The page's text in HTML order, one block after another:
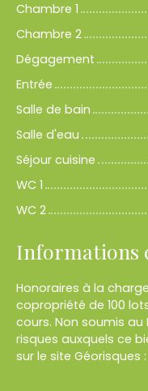
Chambre 1
Chambre 2
Dégagement
Entrée
Salle de bain
Salle d'eau
Séjour cuisine
WC 1
WC 2
Informations
Honoraires à la
copropriété de 100
cours. Non soumis au
risques auxquels ce
sur le site Géorisques